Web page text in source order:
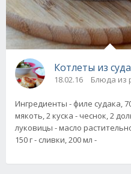
Котлеты из
18.02.16 Блюда из
Ингредиенты - филе судака,
мякоть, 2 куска - чеснок, 2
луковицы - масло
150 г - сливки, 200 мл -